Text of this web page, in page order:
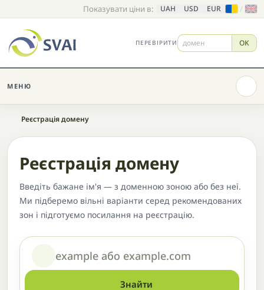
Показувати ціни в: UAH USD EUR /
ПЕРЕВІРИТИ OK
МЕНЮ
Головна
Реєстрація домену
Реєстрація домену
Введіть бажане ім'я — з доменною зоною або без неї.
Ми підберемо вільні варіанти серед рекомендованих
зон і підготуємо посилання на реєстрацію.
Домен або назва
Знайти